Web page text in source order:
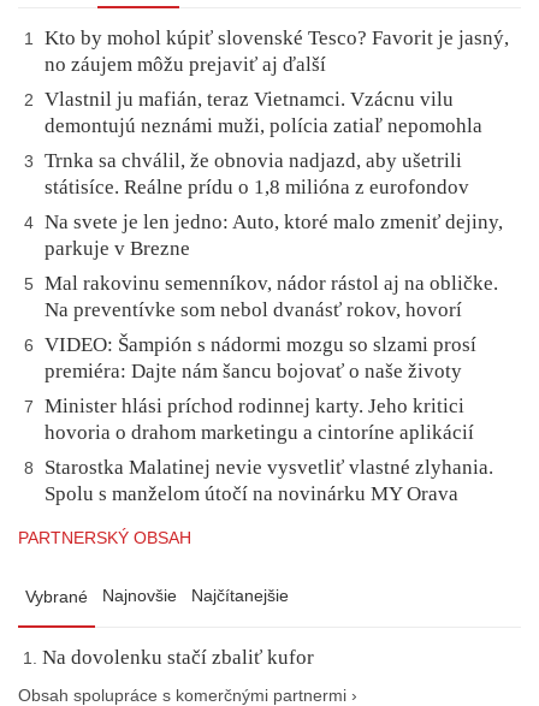
1
Kto by mohol kúpiť slovenské Tesco? Favorit je jasný,
no záujem môžu prejaviť aj ďalší
2
Vlastnil ju mafián, teraz Vietnamci. Vzácnu vilu
demontujú neznámi muži, polícia zatiaľ nepomohla
3
Trnka sa chválil, že obnovia nadjazd, aby ušetrili
státisíce. Reálne prídu o 1,8 milióna z eurofondov
4 Na svete je len jedno: Auto, ktoré malo zmeniť dejiny,
parkuje v Brezne
5
Mal rakovinu semenníkov, nádor rástol aj na obličke.
Na preventívke som nebol dvanásť rokov, hovorí
6
VIDEO: Šampión s nádormi mozgu so slzami prosí
premiéra: Dajte nám šancu bojovať o naše životy
7
Minister hlási príchod rodinnej karty. Jeho kritici
hovoria o drahom marketingu a cintoríne aplikácií
8
Starostka Malatinej nevie vysvetliť vlastné zlyhania.
Spolu s manželom útočí na novinárku MY Orava
PARTNERSKÝ OBSAH
Vybrané Najnovšie Najčítanejšie
Na dovolenku stačí zbaliť kufor
Obsah spolupráce s komerčnými partnermi ›